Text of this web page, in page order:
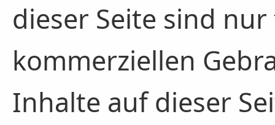
dieser Seite sind
kommerziellen
Inhalte auf dieser